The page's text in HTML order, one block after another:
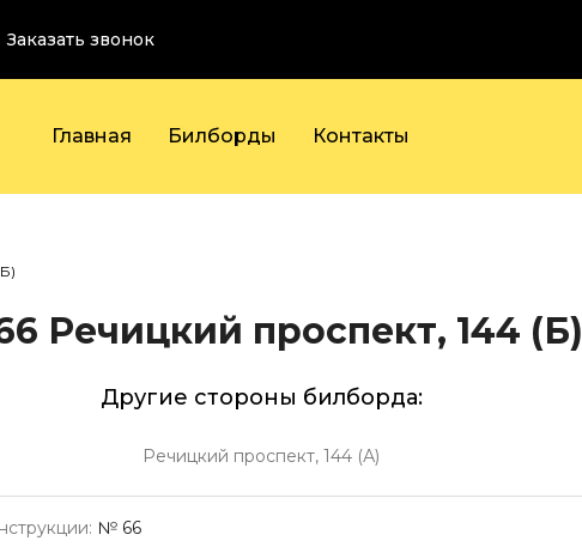
Заказать звонок
Главная Билборды Контакты
Речицкий проспект, 144 (Б)
Другие стороны билборда:
Речицкий проспект, 144 (А)
№ 66